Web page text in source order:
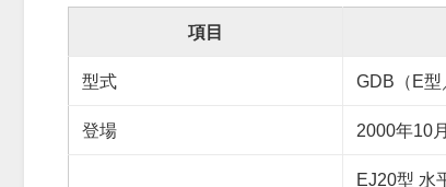
項目
型式 GDB（E型
登場 2000年10
EJ20型 水